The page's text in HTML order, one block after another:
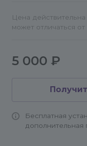
Цена
может отличаться
5 000 ₽
Бесплатная
дополнительная